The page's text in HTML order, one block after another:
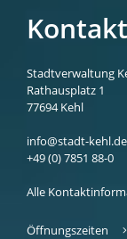
Kontakt
Stadtverwaltung
Rathausplatz 1
77694 Kehl
info@stadt-kehl.de
+49 (0) 7851 88-0
Alle
Öffnungszeiten